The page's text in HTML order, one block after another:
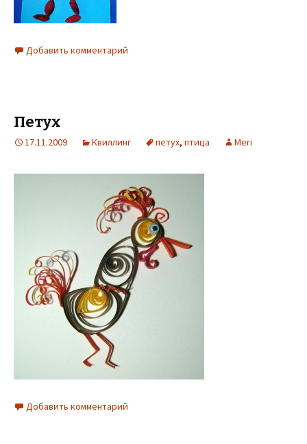
Добавить комментарий
Петух
17.11.2009 Квиллинг петух, птица Meri
Добавить комментарий